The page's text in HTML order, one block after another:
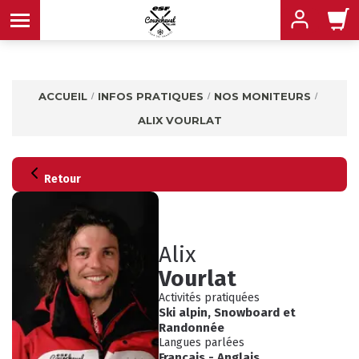
INFOS PRATIQUES
CONSEILS
MENU
MENU
MENU
MENU
ACCUEIL INFOS PRATIQUES
NOS MONITEURS
ALIX VOURLAT
Retour
Alix
Vourlat
Activités pratiquées
Ski alpin, Snowboardet
Randonnée
Langues parlées